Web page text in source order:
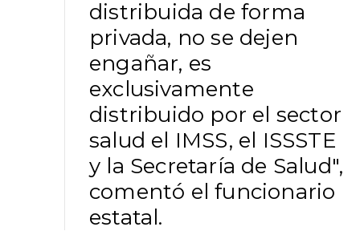
distribuida de forma
privada, no se dejen
engañar, es
exclusivamente
distribuido por el sector
salud el IMSS, el ISSSTE
y la Secretaría de Salud",
comentó el funcionario
estatal.